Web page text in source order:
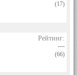
(17)
Рейтинг:
—
(66)